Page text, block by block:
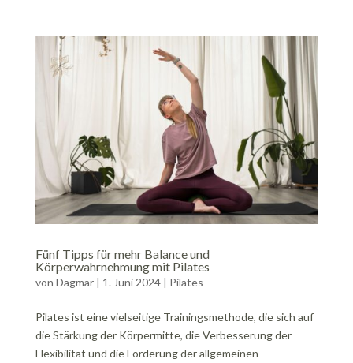
Fünf Tipps für mehr Balance und
Körperwahrnehmung mit Pilates
von Dagmar| 1. Juni 2024| Pilates
Pilates ist eine vielseitige Trainingsmethode, die sich auf
die Stärkung der Körpermitte, die Verbesserung der
Flexibilität und die Förderung der allgemeinen